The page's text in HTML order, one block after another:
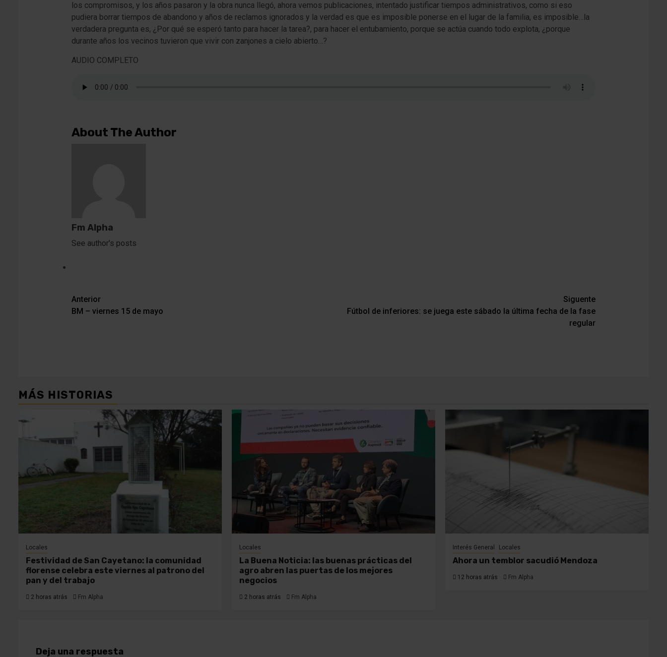
los compromisos, y los años pasaron y la obra nunca llegó, ahora vemos publicaciones, intentado justificar tiempos administrativos, como si eso
pudiera borrar tiempos de abandono y años de reclamos ignorados y la verdad es que es imposible ponerse en el lugar de la familia, es imposible…la
verdadera pregunta es, ¿Por qué se esperó tanto para hacer la tarea?, para hacer el entubamiento, porque se actúa cuando todo explota, ¿porque
durante años los vecinos tuvieron que vivir con zanjones a cielo abierto…?
AUDIO COMPLETO
About The Author
Fm Alpha
See author's posts
Navegación
de
Anterior
BM – viernes 15 de mayo
Siguente
Fútbol de inferiores: se juega este sábado la última fecha de la fase
regular
MÁS HISTORIAS
Locales
Festividad de San Cayetano: la comunidad
florense celebra este viernes al patrono del
pan y del trabajo
2 horas atrás Fm Alpha
Locales
La Buena Noticia: las buenas prácticas del
agro abren las puertas de los mejores
negocios
2 horas atrás Fm Alpha
Interés General Locales
Ahora un temblor sacudió Mendoza
12 horas atrás Fm Alpha
Deja una respuesta